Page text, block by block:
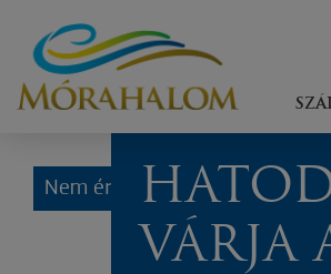
Nem értékelt
VÁRJA